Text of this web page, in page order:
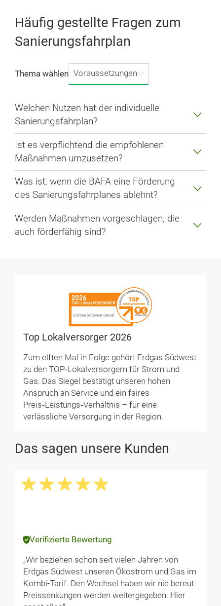
Häufig gestellte Fragen zum
Sanierungsfahrplan
Thema wählen Voraussetzungen
Welchen Nutzen hat der individuelle
Sanierungsfahrplan?
Ist es verpflichtend die empfohlenen
Maßnahmen umzusetzen?
Was ist, wenn die BAFA eine Förderung
des Sanierungsfahrplanes ablehnt?
Werden Maßnahmen vorgeschlagen, die
auch förderfähig sind?
Top Lokalversorger 2026
Zum elften Mal in Folge gehört Erdgas Südwest
zu den TOP‑Lokalversorgern für Strom und
Gas. Das Siegel bestätigt unseren hohen
Anspruch an Service und ein faires
Preis‑Leistungs‑Verhältnis – für eine
verlässliche Versorgung in der Region.
Das sagen unsere Kunden
„Wir beziehen schon seit vielen Jahren von
Erdgas Südwest unseren Ökostrom und Gas im
Kombi-Tarif. Den Wechsel haben wir nie bereut.
Preissenkungen werden weitergegeben. Hier
Verifizierte Bewertung